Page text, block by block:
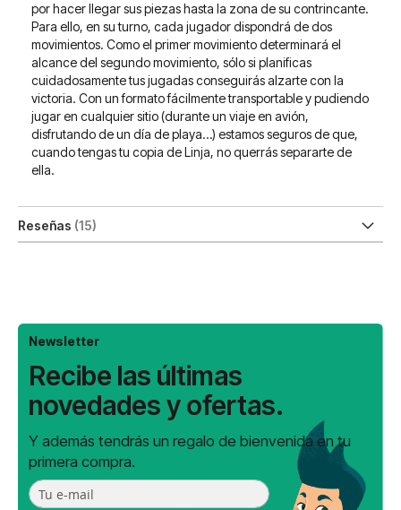
por hacer llegar sus piezas hasta la zona de su contrincante.
Para ello, en su turno, cada jugador dispondrá de dos
movimientos. Como el primer movimiento determinará el
alcance del segundo movimiento, sólo si planificas
cuidadosamente tus jugadas conseguirás alzarte con la
victoria. Con un formato fácilmente transportable y pudiendo
jugar en cualquier sitio (durante un viaje en avión,
disfrutando de un día de playa…) estamos seguros de que,
cuando tengas tu copia de Linja, no querrás separarte de
ella.
Reseñas 15
Newsletter
Recibe las últimas
novedades y ofertas.
Y además tendrás un regalo de bienvenida en tu
primera compra.